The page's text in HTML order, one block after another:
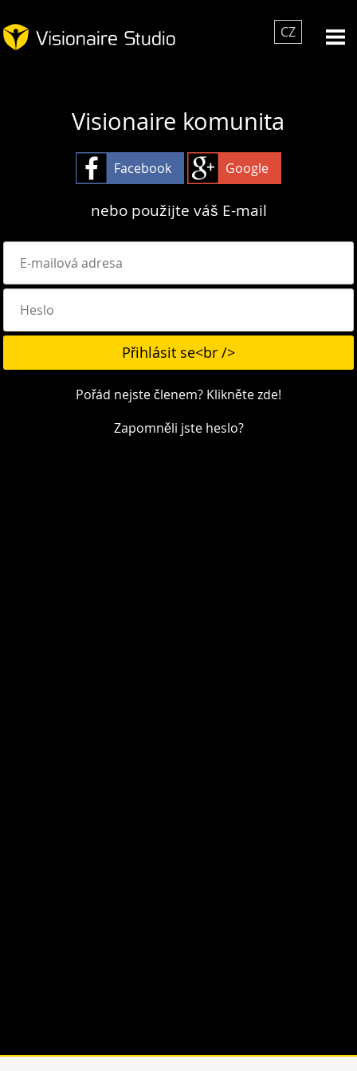
CZ
Visionaire komunita
Facebook Google
nebo použijte váš E-mail
Pořád nejste členem? Klikněte zde!
Zapomněli jste heslo?